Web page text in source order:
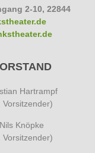
Hartrampf
Vorsitzender)
Nils Knöpke
Vorsitzender)
2-10, 22844